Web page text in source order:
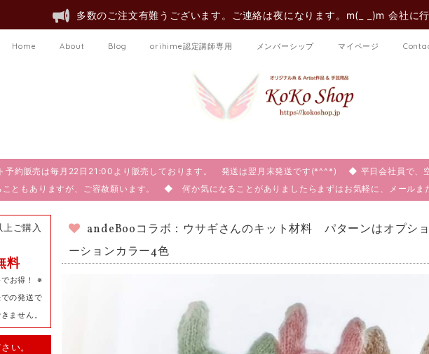
多数のご注文有難うございます。ご連絡は夜になります。m(_ _)m 会社に行
Home About Blog orihime認定講師専用 メンバーシップ マイページ
約販売は毎月22日21:00より販売しております。 発送は翌月末発送です(*^^*) ◆ 平日会社員で、空
こともありますが、ご容赦願います。 ◆ 何か気になることがありましたらまずはお気軽に、メールま
ご購入
料
お得！ ※
の発送で
ません。
い。
andeBooコラボ：ウサギさんのキット材料 パターンはオプ
ーションカラー4色